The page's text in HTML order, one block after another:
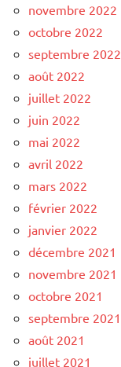
novembre 2022
octobre 2022
septembre 2022
août 2022
juillet 2022
juin 2022
mai 2022
avril 2022
mars 2022
février 2022
janvier 2022
décembre 2021
novembre 2021
octobre 2021
septembre 2021
août 2021
juillet 2021